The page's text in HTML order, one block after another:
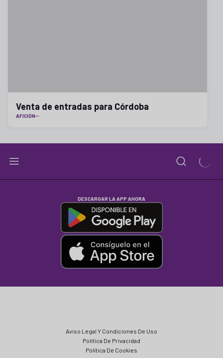
Venta de entradas para Córdoba
AFICIÓN
DESCARGAR LA APP AHORA
Aviso Legal Y Condiciones De Uso
Política De Privacidad
Política De Cookies